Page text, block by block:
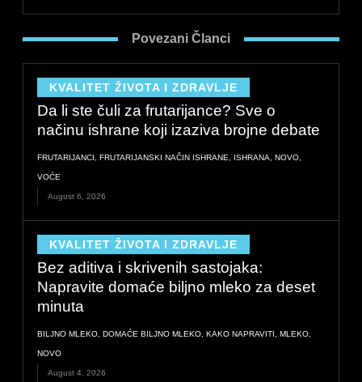
e
b
o
o
k
k
e
d
i
n
t
a
g
r
a
m
Povezani Članci
KVALITET ŽIVOTA I ZDRAVLJE
Da li ste čuli za frutarijance? Sve o
načinu ishrane koji izaziva brojne debate
FRUTARIJANCI FRUTARIJANSKI NAČIN ISHRANE ISHRANA NOVO
VOĆE
August 6, 2026
KVALITET ŽIVOTA I ZDRAVLJE
Bez aditiva i skrivenih sastojaka:
Napravite domaće biljno mleko za deset
minuta
BILJNO MLEKO DOMAĆE BILJNO MLEKO KAKO NAPRAVITI MLEKO
NOVO
August 4, 2026